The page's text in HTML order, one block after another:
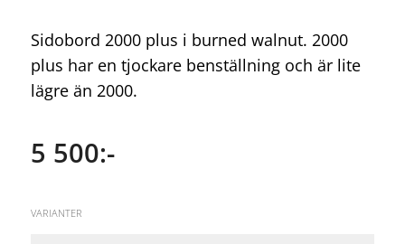
Sidobord 2000 plus i burned walnut. 2000
plus har en tjockare benställning och är lite
lägre än 2000.
5 500:-
VARIANTER